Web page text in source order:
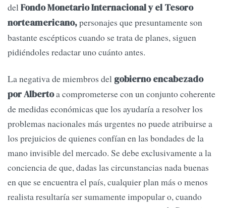
delFondo Monetario Internacional y el Tesoro
norteamericano,personajes que presuntamente son
bastante escépticos cuando se trata de planes, siguen
pidiéndoles redactar uno cuánto antes.
La negativa de miembros del gobierno encabezado
por Albertoa comprometerse con un conjunto coherente
de medidas económicas que los ayudaría a resolver los
problemas nacionales más urgentes no puede atribuirse a
los prejuicios de quienes confían en las bondades de la
mano invisible del mercado. Se debe exclusivamente a la
conciencia de que, dadas las circunstancias nada buenas
en que se encuentra el país, cualquier plan más o menos
realista resultaría ser sumamente impopular o, cuando